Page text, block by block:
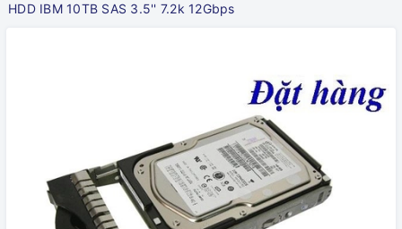
HDD IBM 10TB SAS 3.5'' 7.2k 12Gbps